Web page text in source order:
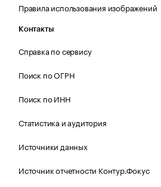
Правила использования изображений
Контакты
Справка по сервису
Поиск по ОГРН
Поиск по ИНН
Статистика и аудитория
Источники данных
Источник отчетности Контур.Фокус